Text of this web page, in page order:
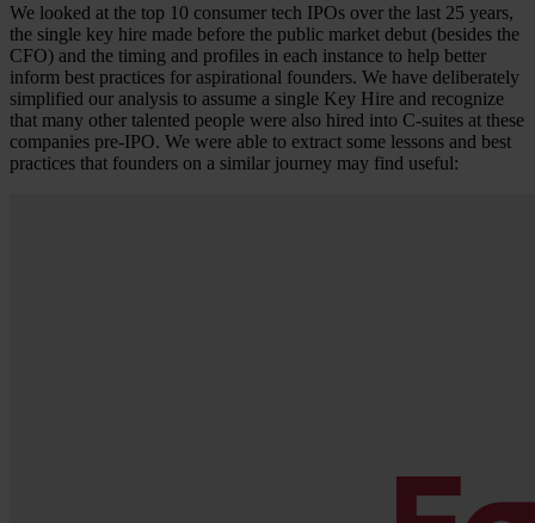
We looked at the top 10 consumer tech IPOs over the last 25 years,
the single key hire made before the public market debut (besides the
CFO) and the timing and profiles in each instance to help better
inform best practices for aspirational founders. We have deliberately
simplified our analysis to assume a single Key Hire and recognize
that many other talented people were also hired into C-suites at these
companies pre-IPO. We were able to extract some lessons and best
practices that founders on a similar journey may find useful: